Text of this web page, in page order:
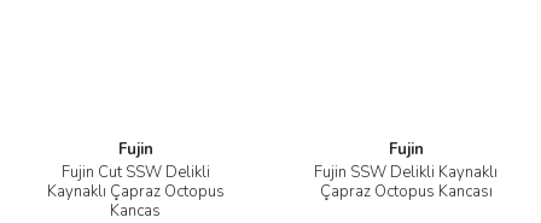
Fujin
Fujin Cut SSW Delikli
Kaynaklı Çapraz Octopus
Kancas
Fujin
Fujin SSW Delikli Kaynaklı
Çapraz Octopus Kancası